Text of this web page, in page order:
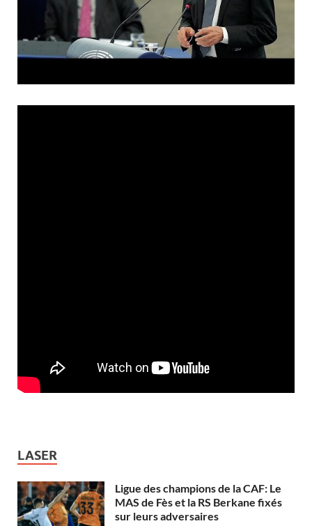
LASER
Ligue des champions de la CAF: Le
MAS de Fès et la RS Berkane fixés
sur leurs adversaires